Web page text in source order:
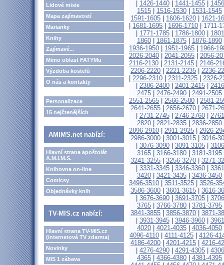
Lidové misie
Mapa zajímavostí
Marianky
Knihy
Zajímavé...
Mimo oblast FATYMu
Výzdoba kostelů
O nás a kontakty
Personalizace
15 nejčtenějších
AMIMS.net nabízí:
Hlavní strana apoštolát
A.M.I.M.S.
Knihovna on-line
Comicsy
Objednávky knih
TV-MIS.cz nabízí:
Hlavní strana TV-MIS.cz
(internetová TV zdarma)
Novinky
MIS 1 zábava
1426-1440| 1441-1455|
1515| 1516-1530| 1531-1545
1591-1605
1606-1620
1621-
1681-1695 1696-1710
1711-
1771-1785| 1786-1800|
1860| 1861-1875| 1876-1890
1936-1950
1951-1965
1966-
2026-2040
2041-2055
2056-
2116-2130
2131-2145
2146-
2206-2220
2221-2235
2236-
2296-2310 2311-2325
2326-
2386-2400| 2401-2415|
2475| 2476-2490| 2491-2505
2551-2565
2566-2580
2581-
2641-2655
2656-2670
2671-
2731-2745| 2746-2760|
2820| 2821-2835| 2836-2850
2896-2910
2911-2925
2926-
2986-3000
3001-3015
3016-
3076-3090| 3091-3105|
3165
3166-3180 3181-3195
3241-3255
3256-3270
3271-
3331-3345| 3346-3360|
3420| 3421-3435| 3436-3450
3496-3510
3511-3525
3526-
3586-3600
3601-3615
3616-
3676-3690| 3691-3705|
3765
3766-3780 3781-3795
3841-3855
3856-3870
3871-
3931-3945| 3946-3960|
4020| 4021-4035| 4036-4050
4096-4110
4111-4125
4126-
4186-4200
4201-4215
4216-
4276-4290| 4291-4305|
4365
4366-4380 4381-4395